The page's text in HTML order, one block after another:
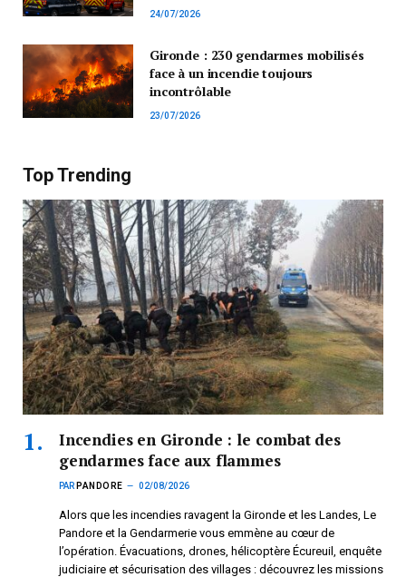
24/07/2026
Gironde : 230 gendarmes mobilisés
face à un incendie toujours
incontrôlable
23/07/2026
Top Trending
Incendies en Gironde : le combat des
gendarmes face aux flammes
PAR PANDORE 02/08/2026
Alors que les incendies ravagent la Gironde et les Landes, Le
Pandore et la Gendarmerie vous emmène au cœur de
l’opération. Évacuations, drones, hélicoptère Écureuil, enquête
judiciaire et sécurisation des villages : découvrez les missions